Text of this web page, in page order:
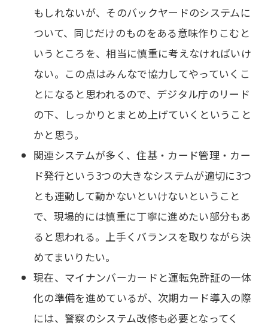
もしれないが、そのバックヤードのシステムに
ついて、同じだけのものをある意味作りこむと
いうところを、相当に慎重に考えなければいけ
ない。この点はみんなで協力してやっていくこ
とになると思われるので、デジタル庁のリード
の下、しっかりとまとめ上げていくということ
かと思う。
関連システムが多く、住基・カード管理・カー
ド発行という3つの大きなシステムが適切に3つ
とも連動して動かないといけないということ
で、現場的には慎重に丁寧に進めたい部分もあ
ると思われる。上手くバランスを取りながら決
めてまいりたい。
現在、マイナンバーカードと運転免許証の一体
化の準備を進めているが、次期カード導入の際
には、警察のシステム改修も必要となってく